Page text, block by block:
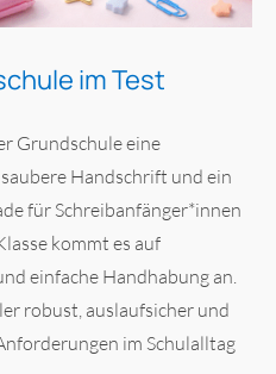
im Test
Grundschule eine
Handschrift und ein
für Schreibanfänger*innen
kommt es auf
einfache Handhabung an.
robust, auslaufsicher und
im Schulalltag